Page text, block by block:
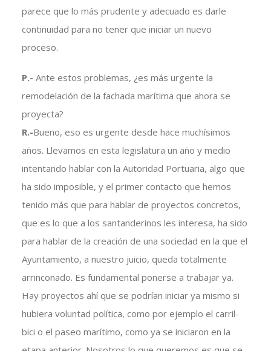
parece que lo más prudente y adecuado es darle
continuidad para no tener que iniciar un nuevo
proceso.
P.- Ante estos problemas, ¿es más urgente la
remodelación de la fachada marítima que ahora se
proyecta?
R.-Bueno, eso es urgente desde hace muchísimos
años. Llevamos en esta legislatura un año y medio
intentando hablar con la Autoridad Portuaria, algo que
ha sido imposible, y el primer contacto que hemos
tenido más que para hablar de proyectos concretos,
que es lo que a los santanderinos les interesa, ha sido
para hablar de la creación de una sociedad en la que el
Ayuntamiento, a nuestro juicio, queda totalmente
arrinconado. Es fundamental ponerse a trabajar ya.
Hay proyectos ahí que se podrían iniciar ya mismo si
hubiera voluntad política, como por ejemplo el carril-
bici o el paseo marítimo, como ya se iniciaron en la